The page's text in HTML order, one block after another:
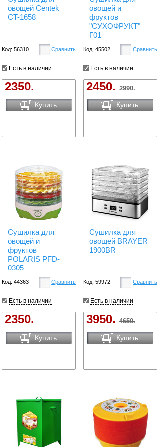
овощей Centek
CT-1658
Код: 56310 Сравнить
Есть в наличии
2350.
Купить
овощей и
фруктов
"СУХОФРУКТ"
Г01
Код: 45502 Сравнить
Есть в наличии
2450. 2990.
Купить
Сушилка для
овощей и
фруктов
POLARIS PFD-
0305
Код: 44363 Сравнить
Есть в наличии
2350.
Купить
Сушилка для
овощей BRAYER
1900BR
Код: 59972 Сравнить
Есть в наличии
3950. 4650.
Купить